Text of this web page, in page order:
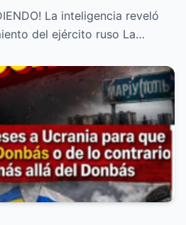
ruso
La inteligencia reveló
del ejército ruso La…